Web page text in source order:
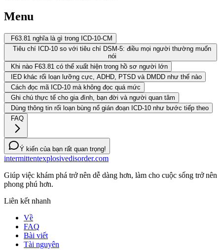
Menu
F63.81 nghĩa là gì trong ICD-10-CM
Tiêu chí ICD-10 so với tiêu chí DSM-5: điều mọi người thường muốn
nói
Khi nào F63.81 có thể xuất hiện trong hồ sơ người lớn
IED khác rối loạn lưỡng cực, ADHD, PTSD và DMDD như thế nào
Cách đọc mã ICD-10 mà không đọc quá mức
Ghi chú thực tế cho gia đình, bạn đời và người quan tâm
Dùng thông tin rối loạn bùng nổ gián đoạn ICD-10 như bước tiếp theo
FAQ
Ý kiến của bạn rất quan trọng!
intermittentexplosivedisorder.com
Giúp việc khám phá trở nên dễ dàng hơn, làm cho cuộc sống trở nên
phong phú hơn.
Liên kết nhanh
Về
FAQ
Bài viết
Tài nguyên